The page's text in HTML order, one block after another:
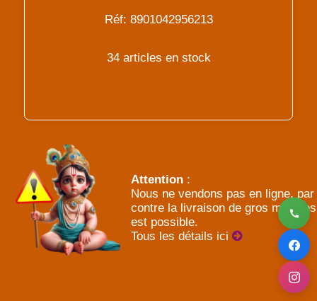
Réf: 8901042956213
34 articles en stock
Attention :
Nous ne vendons pas en ligne, par
contre la livraison de gros meubles
est possible.
Tous les détails ici